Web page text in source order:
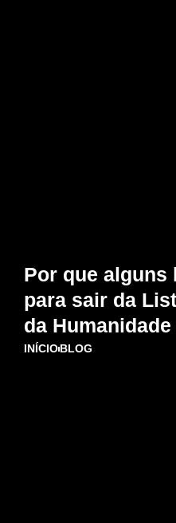
Por que alguns
para sair da
da
INÍCIOBLOG